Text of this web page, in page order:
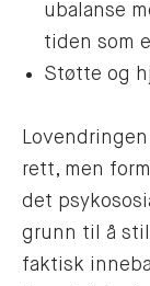
ubalanse
tiden som
Støtte og
rett, men
det
grunn til å
faktisk